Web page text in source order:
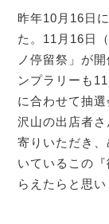
昨年10月16日
た。11月16日
ノ停留祭」が
ンプラリーも
に合わせて抽
沢山の出店者
寄りいただき
いているこの
らえたらと思い